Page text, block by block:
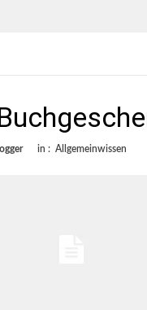
in : Allgemeinwissen